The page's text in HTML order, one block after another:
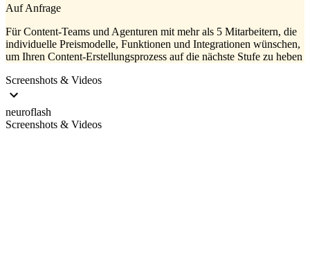
Auf Anfrage
Für Content-Teams und Agenturen mit mehr als 5 Mitarbeitern, die
individuelle Preismodelle, Funktionen und Integrationen wünschen,
um Ihren Content-Erstellungsprozess auf die nächste Stufe zu heben
Screenshots & Videos
neuroflash
Screenshots & Videos